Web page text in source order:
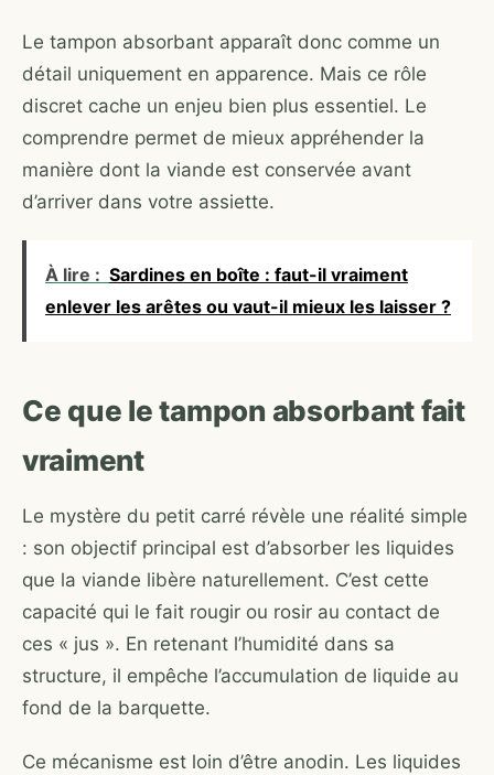
Le tampon absorbant apparaît donc comme un
détail uniquement en apparence. Mais ce rôle
discret cache un enjeu bien plus essentiel. Le
comprendre permet de mieux appréhender la
manière dont la viande est conservée avant
d’arriver dans votre assiette.
À lire : Sardines en boîte : faut-il vraiment
enlever les arêtes ou vaut-il mieux les laisser ?
Ce que le tampon absorbant fait
vraiment
Le mystère du petit carré révèle une réalité simple
: son objectif principal est d’absorber les liquides
que la viande libère naturellement. C’est cette
capacité qui le fait rougir ou rosir au contact de
ces « jus ». En retenant l’humidité dans sa
structure, il empêche l’accumulation de liquide au
fond de la barquette.
Ce mécanisme est loin d’être anodin. Les liquides